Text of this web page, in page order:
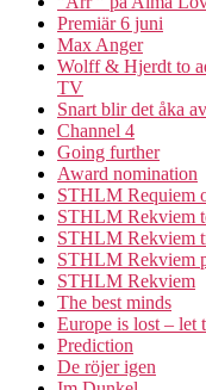
Premiär 6 juni
Max Anger
Wolff & Hjerdt to
TV
Snart blir det åka av
Channel 4
Going further
Award nomination
STHLM Requiem
STHLM Rekviem
STHLM Rekviem
STHLM Rekviem
STHLM Rekviem
The best minds
Europe is lost – let
Prediction
De röjer igen